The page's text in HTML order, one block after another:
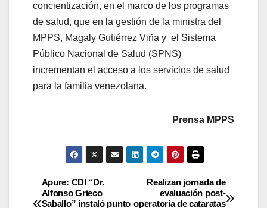
concientización, en el marco de los programas
de salud, que en la gestión de la ministra del
MPPS, Magaly Gutiérrez Viña y el Sistema
Público Nacional de Salud (SPNS)
incrementan el acceso a los servicios de salud
para la familia venezolana.
Prensa MPPS
Realizan jornada de
evaluación post-
operatoria de cataratas
Apure: CDI “Dr.
Alfonso Grieco
Saballo” instaló punto